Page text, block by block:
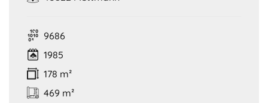
9686
1985
178 m²
469 m²